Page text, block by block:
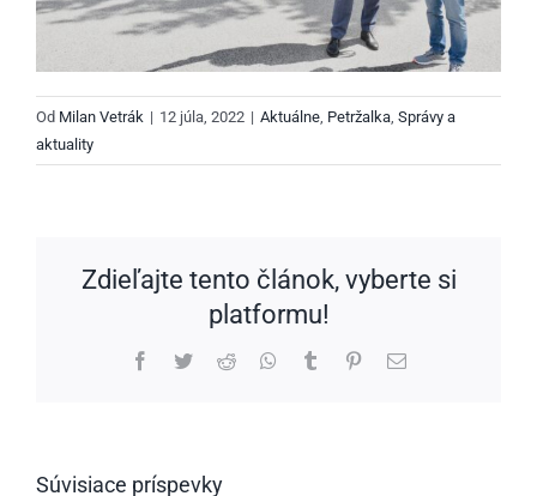
Od Milan Vetrák | 12 júla, 2022 | Aktuálne Petržalka Správy a
aktuality
Zdieľajte tento článok, vyberte si
platformu!
Facebook
TwitterReddit WhatsApp
Tumblr PinterestEmail
Súvisiace príspevky